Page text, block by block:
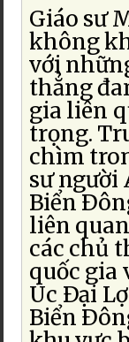
Giáo sư
không
với
thẳng
gia liên
trọng.
chìm
sư người
Biển
liên
các chủ
quốc gia
Úc Ðại
Biển